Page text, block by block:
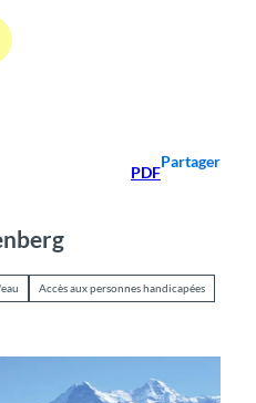
PDF
Partager
Accès aux personnes handicapées